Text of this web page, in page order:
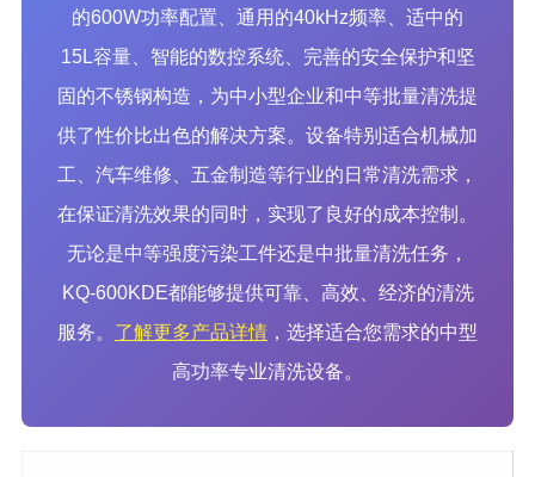
的600W功率配置、通用的40kHz频率、适中的
15L容量、智能的数控系统、完善的安全保护和坚
固的不锈钢构造，为中小型企业和中等批量清洗提
供了性价比出色的解决方案。设备特别适合机械加
工、汽车维修、五金制造等行业的日常清洗需求，
在保证清洗效果的同时，实现了良好的成本控制。
无论是中等强度污染工件还是中批量清洗任务，
KQ-600KDE都能够提供可靠、高效、经济的清洗
服务。 了解更多产品详情 ，选择适合您需求的中型
高功率专业清洗设备。